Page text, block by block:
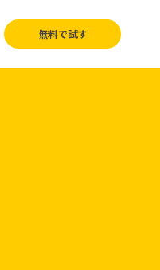
無料で試す